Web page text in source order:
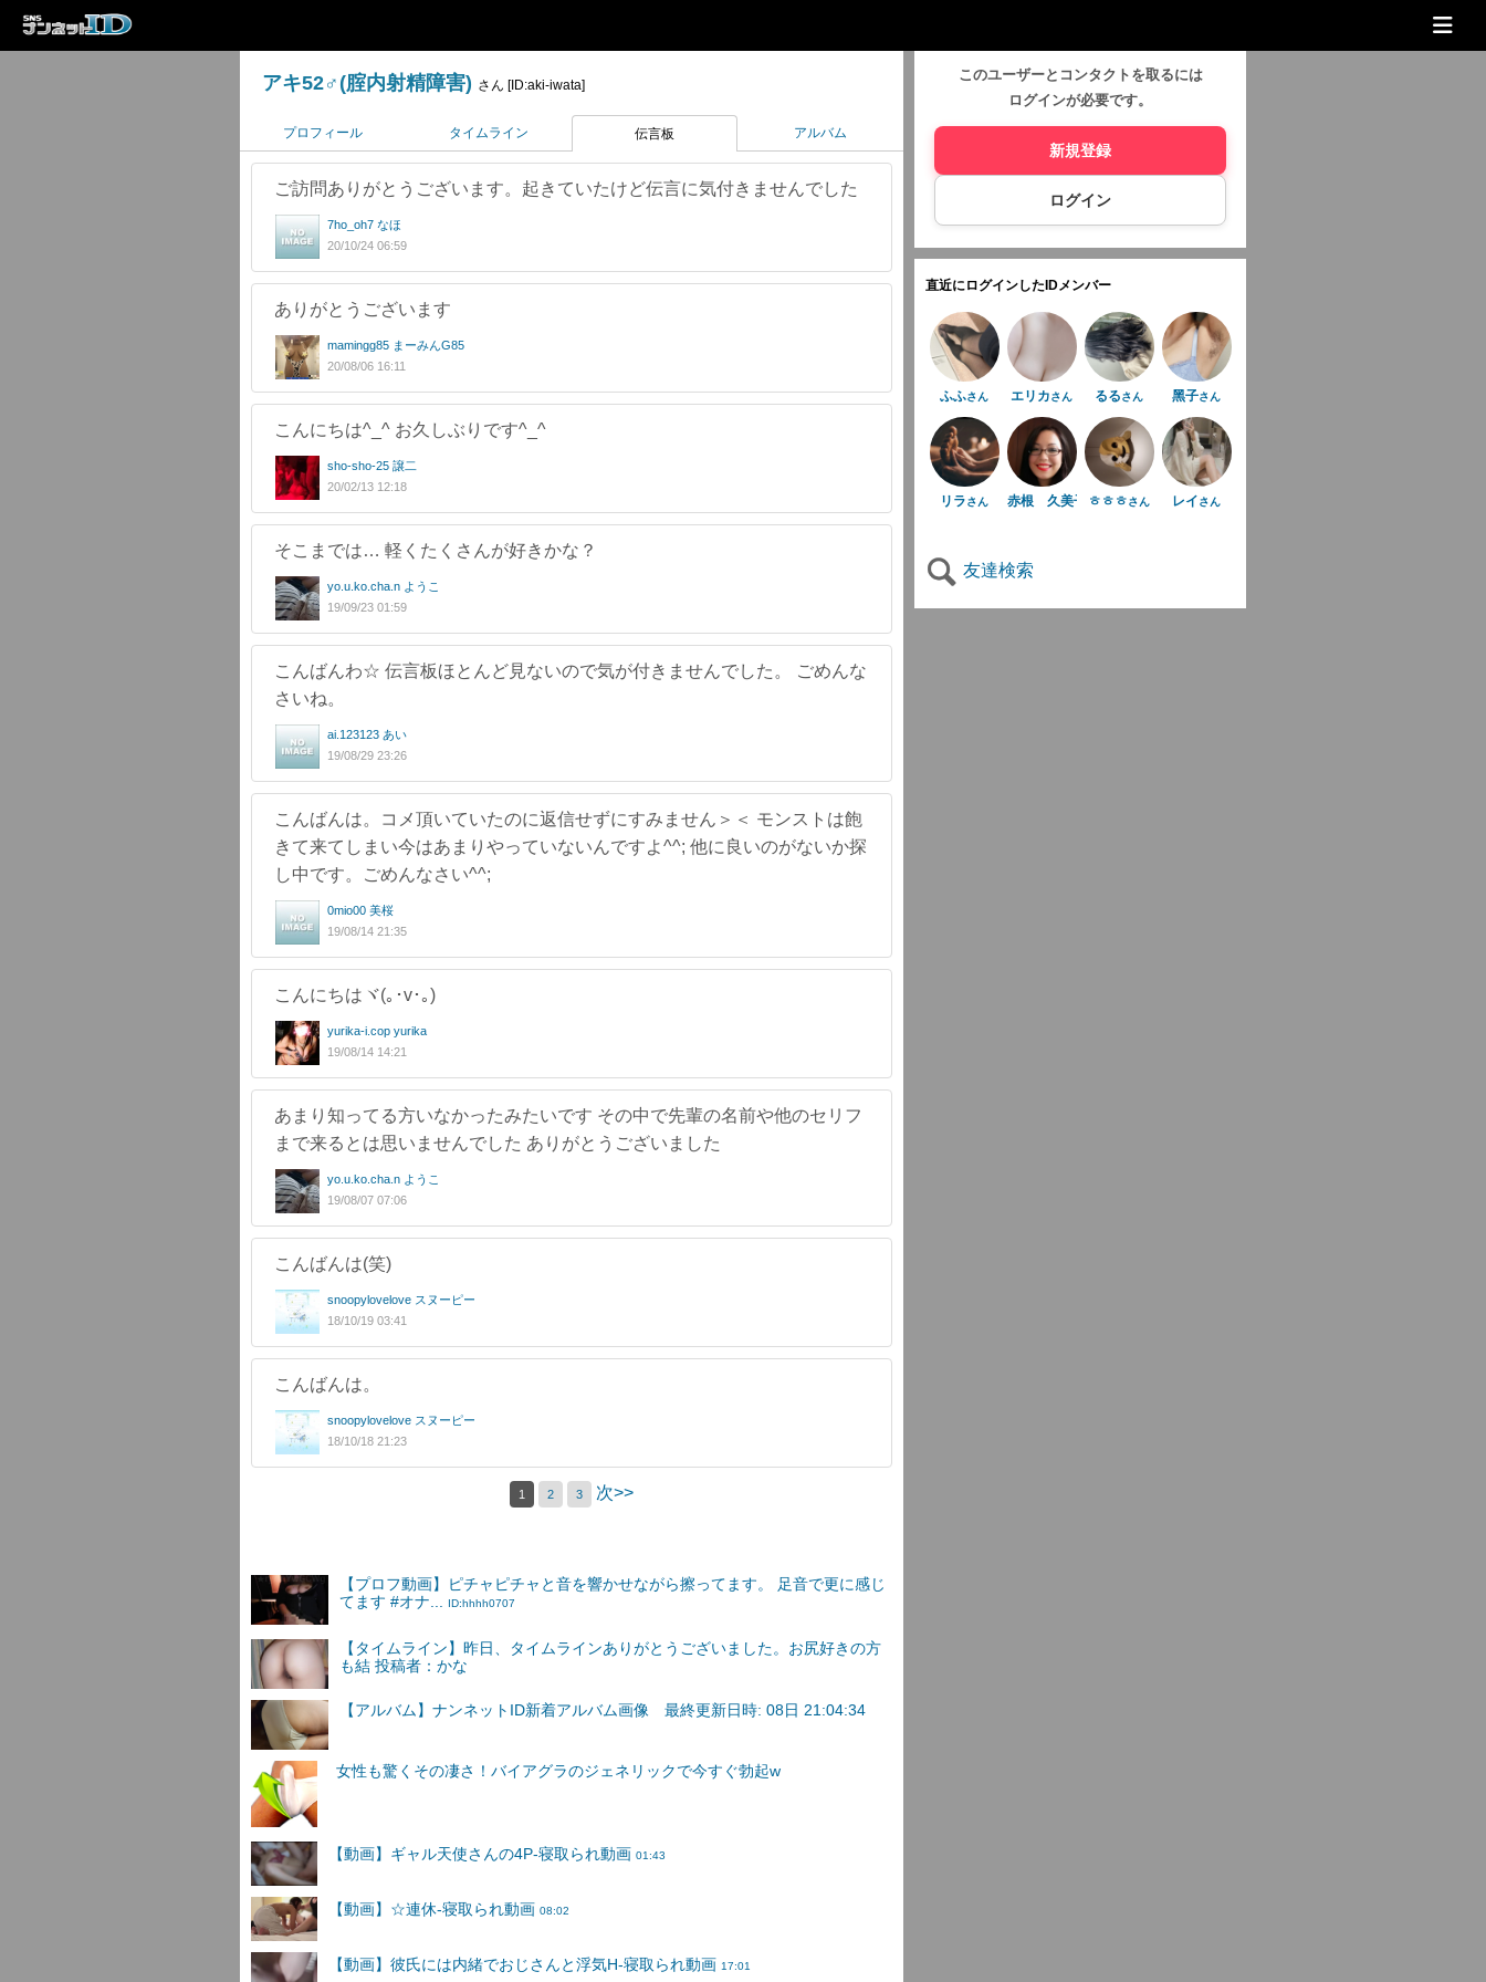
アキ52♂(腟内射精障害) さん [ID:aki-iwata]
プロフィール タイムライン 伝言板 アルバム
ご訪問ありがとうございます。起きていたけど伝言に気付きませんでした
7ho_oh7 なほ
20/10/24 06:59
ありがとうございます
mamingg85 まーみんG85
20/08/06 16:11
こんにちは^_^ お久しぶりです^_^
sho-sho-25 譲二
20/02/13 12:18
そこまでは… 軽くたくさんが好きかな？
yo.u.ko.cha.n ようこ
19/09/23 01:59
こんばんわ☆ 伝言板ほとんど見ないので気が付きませんでした。 ごめんな
さいね。
ai.123123 あい
19/08/29 23:26
こんばんは。コメ頂いていたのに返信せずにすみません＞＜ モンストは飽
きて来てしまい今はあまりやっていないんですよ^^; 他に良いのがないか探
し中です。ごめんなさい^^;
0mio00 美桜
19/08/14 21:35
こんにちはヾ(｡･v･｡)
yurika-i.cop yurika
19/08/14 14:21
あまり知ってる方いなかったみたいです その中で先輩の名前や他のセリフ
まで来るとは思いませんでした ありがとうございました
yo.u.ko.cha.n ようこ
19/08/07 07:06
こんばんは(笑)
snoopylovelove スヌーピー
18/10/19 03:41
こんばんは。
snoopylovelove スヌーピー
18/10/18 21:23
1 2 3 次>>
【プロフ動画】ピチャピチャと音を響かせながら擦ってます。 足音で更に感じ
てます #オナ...
ID:hhhh0707
【タイムライン】昨日、タイムラインありがとうございました。お尻好きの方
も結 投稿者：かな
【アルバム】ナンネットID新着アルバム画像 最終更新日時: 08日 21:04:34
このユーザーとコンタクトを取るには
ログインが必要です。
新規登録
ログイン
直近にログインしたIDメンバー
ふふさん エリカさん るるさん 黑子さん
リラさん 赤根 久美子 さん
ㅎㅎㅎさん レイさん
友達検索